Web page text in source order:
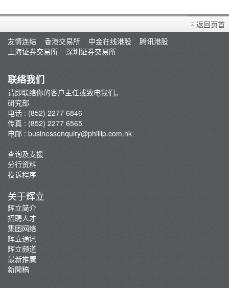
返回页首
友情连结
香港交易所 中金在线港股
腾讯港股
上海证券交易所
深圳证券交易所
联络我们
请即联络你的客户主任或致电我们。
研究部
电话 : (852) 2277 6846
传真 : (852) 2277 6565
电邮 : businessenquiry@phillip.com.hk
查询及支援
分行资料
投诉程序
关于辉立
辉立简介
招聘人才
集团网络
辉立通讯
辉立频道
最新推廣
新聞稿